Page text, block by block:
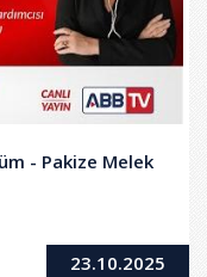
- Pakize Melek
23.10.2025